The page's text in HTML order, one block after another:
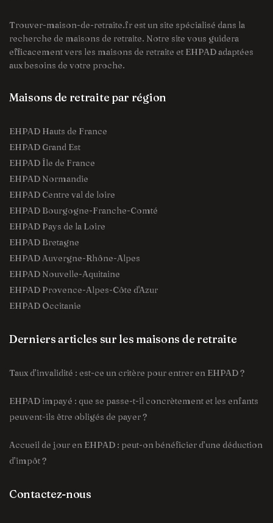
Trouver-maison-de-retraite.fr est un site spécialisé dans la
recherche de maisons de retraite. Notre site vous guidera
efficacement vers les maisons de retraite et EHPAD adaptées
aux besoins de votre proche.
Maisons de retraite par région
EHPAD Hauts de France
EHPAD Grand Est
EHPAD Île de France
EHPAD Normandie
EHPAD Centre val de loire
EHPAD Bourgogne-Franche-Comté
EHPAD Pays de la Loire
EHPAD Bretagne
EHPAD Auvergne-Rhône-Alpes
EHPAD Nouvelle-Aquitaine
EHPAD Provence-Alpes-Côte d'Azur
EHPAD Occitanie
Derniers articles sur les maisons de retraite
Taux d’invalidité : est-ce un critère pour entrer en EHPAD ?
EHPAD impayé : que se passe-t-il concrètement et les enfants
peuvent-ils être obligés de payer ?
Accueil de jour en EHPAD : peut-on bénéficier d’une déduction
d’impôt ?
Contactez-nous